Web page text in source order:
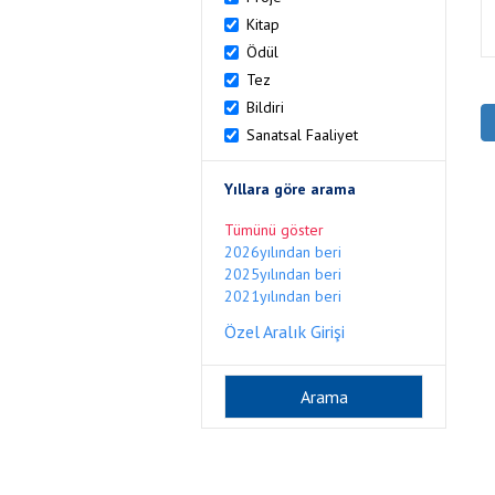
Kitap
Ödül
Tez
Bildiri
Sanatsal Faaliyet
Yıllara göre arama
Tümünü göster
2026yılından beri
2025yılından beri
2021yılından beri
Özel Aralık Girişi